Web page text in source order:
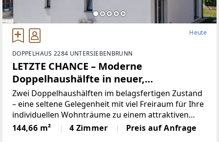
Heute
DOPPELHAUS 2284 UNTERSIEBENBRUNN
LETZTE CHANCE – Moderne
Doppelhaushälfte in neuer,
familienfreundlicher Siedlung nahe
Wien
Zwei Doppelhaushälften im belagsfertigen Zustand
– eine seltene Gelegenheit mit viel Freiraum für Ihre
individuellen Wohnträume zu einem attraktiven
Preis.Wenn Sie auf der Suche nach einem modernen
Zuhause sind, in dem Sie Ihre eigenen Vorstellungen
144,66 m² 4 Zimmer Preis auf Anfrage